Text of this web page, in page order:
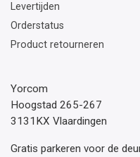
Levertijden
Orderstatus
Product retourneren
Yorcom
Hoogstad 265-267
3131KX Vlaardingen
Gratis parkeren voor de